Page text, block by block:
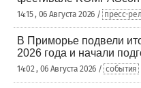
14:15 , 06 Августа 2026 / пресс-
В Приморье подвели
2026 года и начали
14:02 , 06 Августа 2026 / события